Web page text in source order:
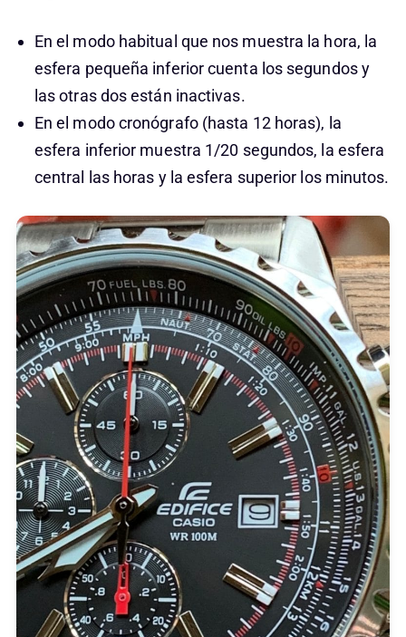
En el modo habitual que nos muestra la hora, la
esfera pequeña inferior cuenta los segundos y
las otras dos están inactivas.
En el modo cronógrafo (hasta 12 horas), la
esfera inferior muestra 1/20 segundos, la esfera
central las horas y la esfera superior los minutos.